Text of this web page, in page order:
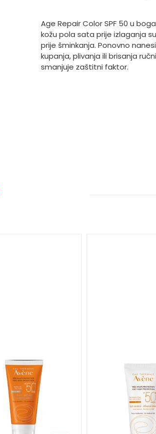
Age Repair Color SPF 50 u
kožu pola sata prije izlaganja
prije šminkanja. Ponovno
kupanja, plivanja ili brisanja
smanjuje zaštitni faktor.